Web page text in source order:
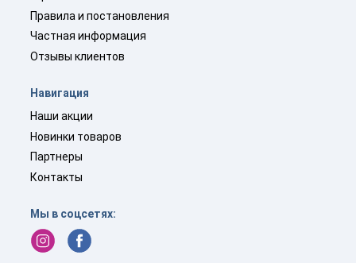
Правила и постановления
Частная информация
Отзывы клиентов
Навигация
Наши акции
Новинки товаров
Партнеры
Контакты
Мы в соцсетях: